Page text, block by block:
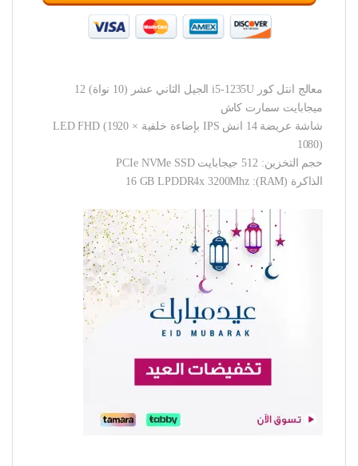
معالج انتل كور i5-1235U الجيل الثاني عشر (10 نواة) 12
ميجابايت سمارت كاش
شاشة عريضة 14 انش IPS بإضاءة خلفية LED FHD (1920 ×
1080)
حجم التخزين: 512 جيجابايت PCIe NVMe SSD
الذاكرة (RAM): 16 GB LPDDR4x 3200Mhz